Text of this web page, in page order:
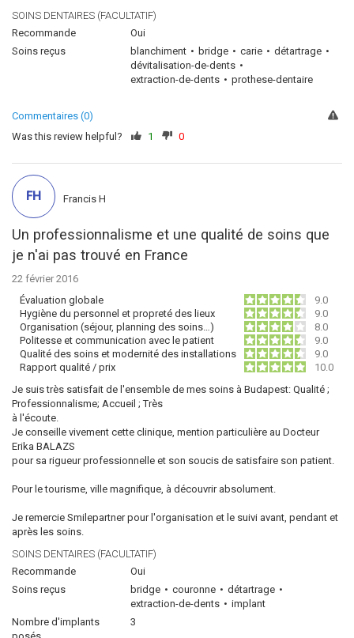
SOINS DENTAIRES (FACULTATIF)
Recommande
Oui
Soins reçus
blanchiment bridge carie
détartrage
dévitalisation-de-dents
extraction-de-dents
prothese-dentaire
Commentaires (0)
Was this review helpful?
1 0
Un professionnalisme et une qualité de soins que
je n'ai pas trouvé en France
22 février 2016
Évaluation globale
9.0
Hygiène du personnel et propreté des lieux
9.0
Organisation (séjour, planning des soins…)
8.0
Politesse et communication avec le patient
9.0
Qualité des soins et modernité des installations
9.0
Rapport qualité / prix
10.0
Je suis très satisfait de l'ensemble de mes soins à Budapest: Qualité ;
Professionnalisme; Accueil ; Très
à l'écoute.
Je conseille vivement cette clinique, mention particulière au Docteur
Erika BALAZS
pour sa rigueur professionnelle et son soucis de satisfaire son patient.
Pour le tourisme, ville magnifique, à découvrir absolument.
Je remercie Smilepartner pour l'organisation et le suivi avant, pendant et
après les soins.
SOINS DENTAIRES (FACULTATIF)
Recommande
Oui
Soins reçus
bridge couronne
détartrage
extraction-de-dents
implant
Nombre d'implants
3
FH Francis H